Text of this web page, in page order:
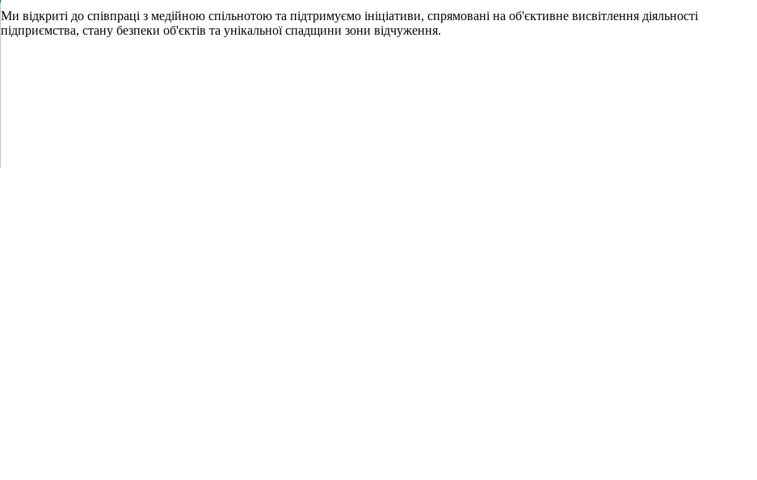
Ми відкриті до співпраці з медійною спільнотою та підтримуємо ініціативи, спрямовані на об'єктивне висвітлення діяльності
підприємства, стану безпеки об'єктів та унікальної спадщини зони відчуження.